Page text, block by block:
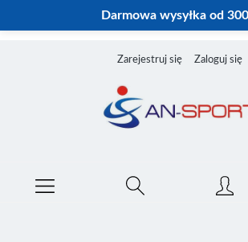
Darmowa wysyłka od
Zarejestruj się Zaloguj się